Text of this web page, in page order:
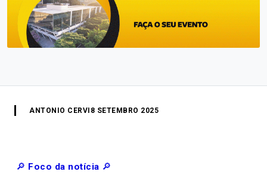
ANTONIO CERVI 8 SETEMBRO 2025
🔎 Foco da notícia 🔎